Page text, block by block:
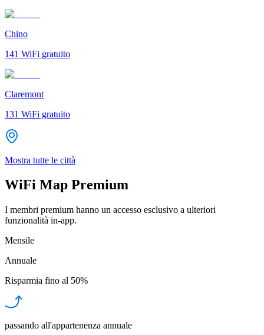
Chino
141 WiFi gratuito
Claremont
131 WiFi gratuito
Mostra tutte le città
WiFi Map Premium
I membri premium hanno un accesso esclusivo a ulteriori
funzionalità in-app.
Mensile
Annuale
Risparmia fino al 50%
passando all'appartenenza annuale